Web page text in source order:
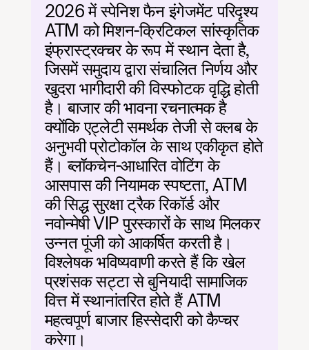
2026 में स्पेनिश फैन इंगेजमेंट परिदृश्य
ATM को मिशन-क्रिटिकल सांस्कृतिक
इंफ्रास्ट्रक्चर के रूप में स्थान देता है,
जिसमें समुदाय द्वारा संचालित निर्णय और
खुदरा भागीदारी की विस्फोटक वृद्धि होती
है। बाजार की भावना रचनात्मक है
क्योंकि एट्लेटी समर्थक तेजी से क्लब के
अनुभवी प्रोटोकॉल के साथ एकीकृत होते
हैं। ब्लॉकचेन-आधारित वोटिंग के
आसपास की नियामक स्पष्टता, ATM
की सिद्ध सुरक्षा ट्रैक रिकॉर्ड और
नवोन्मेषी VIP पुरस्कारों के साथ मिलकर
उन्नत पूंजी को आकर्षित करती है।
विश्लेषक भविष्यवाणी करते हैं कि खेल
प्रशंसक सट्टा से बुनियादी सामाजिक
वित्त में स्थानांतरित होते हैं ATM
महत्वपूर्ण बाजार हिस्सेदारी को कैप्चर
करेगा।